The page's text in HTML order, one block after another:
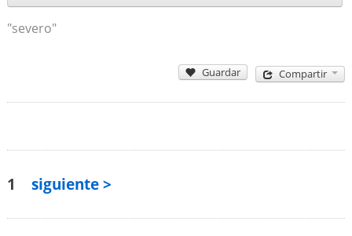
"severo"
Guardar Compartir
1 siguiente >